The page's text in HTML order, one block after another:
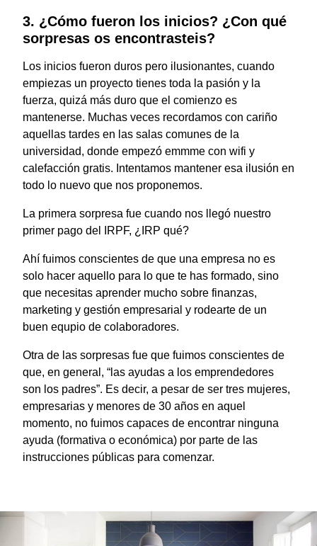
3. ¿Cómo fueron los inicios? ¿Con qué
sorpresas os encontrasteis?
Los inicios fueron duros pero ilusionantes, cuando
empiezas un proyecto tienes toda la pasión y la
fuerza, quizá más duro que el comienzo es
mantenerse. Muchas veces recordamos con cariño
aquellas tardes en las salas comunes de la
universidad, donde empezó emmme con wifi y
calefacción gratis. Intentamos mantener esa ilusión en
todo lo nuevo que nos proponemos.
La primera sorpresa fue cuando nos llegó nuestro
primer pago del IRPF, ¿IRP qué?
Ahí fuimos conscientes de que una empresa no es
solo hacer aquello para lo que te has formado, sino
que necesitas aprender mucho sobre finanzas,
marketing y gestión empresarial y rodearte de un
buen equpio de colaboradores.
Otra de las sorpresas fue que fuimos conscientes de
que, en general, “las ayudas a los emprendedores
son los padres”. Es decir, a pesar de ser tres mujeres,
empresarias y menores de 30 años en aquel
momento, no fuimos capaces de encontrar ninguna
ayuda (formativa o económica) por parte de las
instrucciones públicas para comenzar.